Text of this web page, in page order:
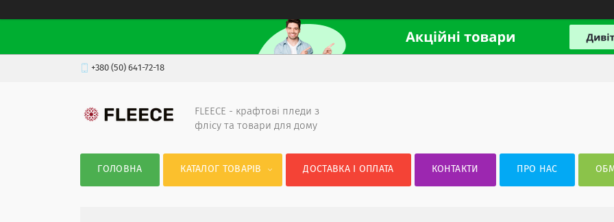
+380 (50) 641-72-18
FLEECE - крафтові пледи з
флісу та товари для дому
ГОЛОВНА КАТАЛОГ ТОВАРІВ ДОСТАВКА І ОПЛАТА КОНТАКТИ ПРО НАС